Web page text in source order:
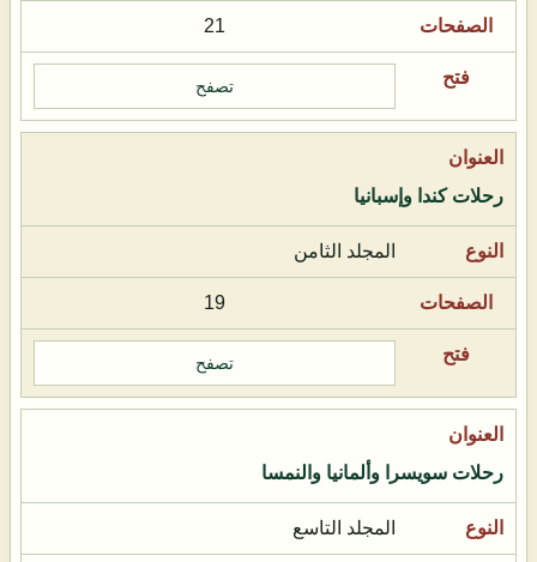
21
تصفح
رحلات كندا وإسبانيا
المجلد الثامن
19
تصفح
رحلات سويسرا وألمانيا والنمسا
المجلد التاسع